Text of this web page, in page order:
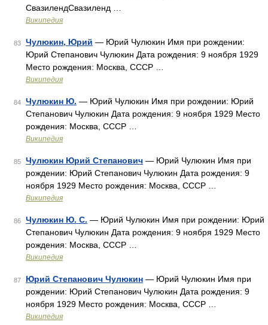
СвазилендСвазиленд …
Википедия
83 Чулюкин, Юрий — Юрий Чулюкин Имя при рождении:
Юрий Степанович Чулюкин Дата рождения: 9 ноября 1929
Место рождения: Москва, СССР …
Википедия
84 Чулюкин Ю. — Юрий Чулюкин Имя при рождении: Юрий
Степанович Чулюкин Дата рождения: 9 ноября 1929 Место
рождения: Москва, СССР …
Википедия
85 Чулюкин Юрий Степанович — Юрий Чулюкин Имя при
рождении: Юрий Степанович Чулюкин Дата рождения: 9
ноября 1929 Место рождения: Москва, СССР …
Википедия
86 Чулюкин Ю. С. — Юрий Чулюкин Имя при рождении: Юрий
Степанович Чулюкин Дата рождения: 9 ноября 1929 Место
рождения: Москва, СССР …
Википедия
87 Юрий Степанович Чулюкин — Юрий Чулюкин Имя при
рождении: Юрий Степанович Чулюкин Дата рождения: 9
ноября 1929 Место рождения: Москва, СССР …
Википедия